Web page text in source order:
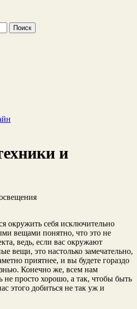
и
окружить себя исключительно
вещами понятно, что это не
ведь, если вас окружают
вещи, это настолько замечательно,
приятнее, и вы будете гораздо
Конечно же, всем нам
не просто хорошо, а так, чтобы быть
этого добиться не так уж и